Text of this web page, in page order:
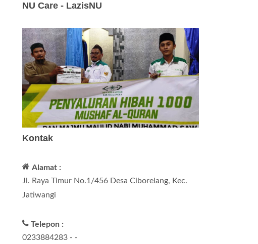
NU Care - LazisNU
Kontak
Alamat :
Jl. Raya Timur No.1/456 Desa Ciborelang, Kec.
Jatiwangi
Telepon :
0233884283 - -